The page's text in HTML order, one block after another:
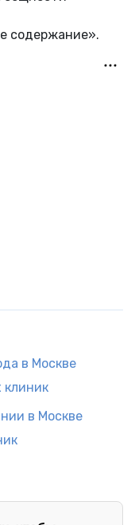
содержание».
в Москве
клиник
в Москве